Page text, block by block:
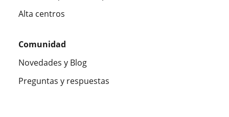
Alta centros
Comunidad
Novedades y Blog
Preguntas y respuestas